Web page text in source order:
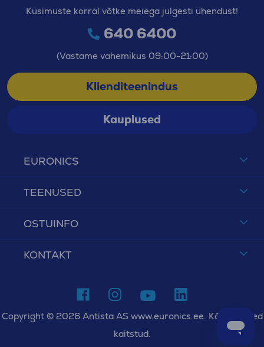
EURONICS
TEENUSED
OSTUINFO
KONTAKT
Küsimuste korral võtke meiega julgesti ühendust!
640 6400
(Vastame vahemikus 09:00-21:00)
Klienditeenindus
Kauplused
Copyright © 2026 Antista AS www.euronics.ee. Kõik õigused
kaitstud.